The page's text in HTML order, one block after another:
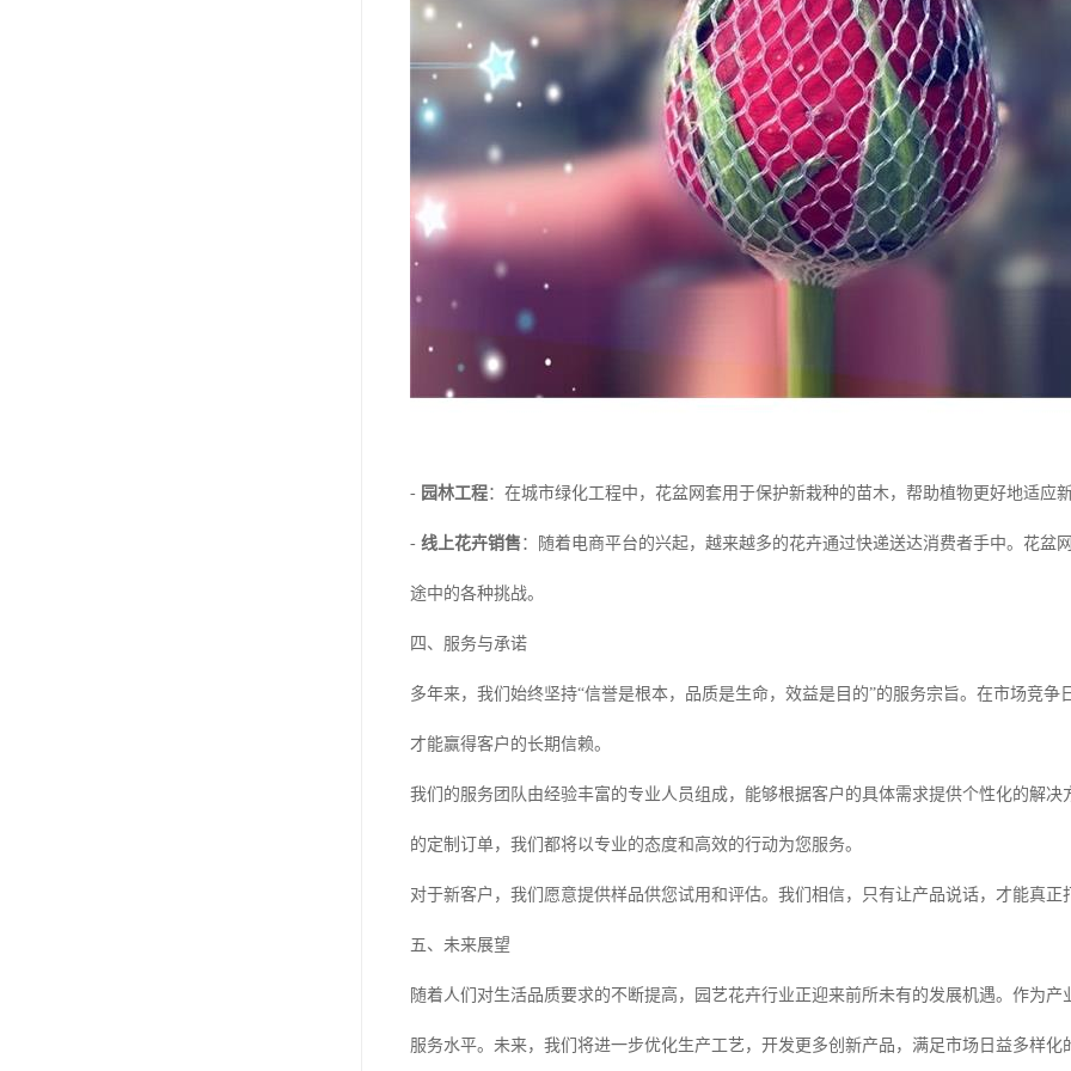
- 园林工程：在城市绿化工程中，花盆网套用于保护新栽种的苗木，帮助植物更好地适应
- 线上花卉销售：随着电商平台的兴起，越来越多的花卉通过快递送达消费者手中。花盆
途中的各种挑战。
四、服务与承诺
多年来，我们始终坚持“信誉是根本，品质是生命，效益是目的”的服务宗旨。在市场竞
才能赢得客户的长期信赖。
我们的服务团队由经验丰富的专业人员组成，能够根据客户的具体需求提供个性化的解
的定制订单，我们都将以专业的态度和高效的行动为您服务。
对于新客户，我们愿意提供样品供您试用和评估。我们相信，只有让产品说话，才能真正
五、未来展望
随着人们对生活品质要求的不断提高，园艺花卉行业正迎来前所未有的发展机遇。作为
服务水平。未来，我们将进一步优化生产工艺，开发更多创新产品，满足市场日益多样化